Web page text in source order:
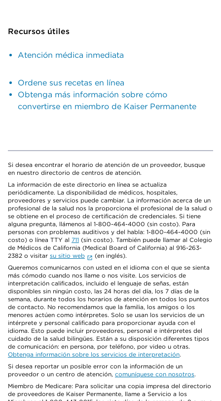
Recursos útiles
Atención médica inmediata
Ordene sus recetas en línea
Obtenga más información sobre cómo
convertirse en miembro de Kaiser Permanente
Si desea encontrar el horario de atención de un proveedor, busque
en nuestro directorio de centros de atención.
La información de este directorio en línea se actualiza
periódicamente. La disponibilidad de médicos, hospitales,
proveedores y servicios puede cambiar. La información acerca de un
profesional de la salud nos la proporciona el profesional de la salud o
se obtiene en el proceso de certificación de credenciales. Si tiene
alguna pregunta, llámenos al 1-800-464-4000 (sin costo). Para
personas con problemas auditivos y del habla: 1-800-464-4000 (sin
costo) o línea TTY al 711 (sin costo). También puede llamar al Colegio
de Médicos de California (Medical Board of California) al 916-263-
2382 o visitar su sitio web
(en inglés).
Queremos comunicarnos con usted en el idioma con el que se sienta
más cómodo cuando nos llame o nos visite. Los servicios de
interpretación calificados, incluido el lenguaje de señas, están
disponibles sin ningún costo, las 24 horas del día, los 7 días de la
semana, durante todos los horarios de atención en todos los puntos
de contacto. No recomendamos que la familia, los amigos o los
menores actúen como intérpretes. Solo se usan los servicios de un
intérprete y personal calificado para proporcionar ayuda con el
idioma. Esto puede incluir proveedores, personal e intérpretes del
cuidado de la salud bilingües. Están a su disposición diferentes tipos
de comunicación: en persona, por teléfono, por video u otras.
Obtenga información sobre los servicios de interpretación.
Si desea reportar un posible error con la información de un
proveedor o un centro de atención, comuníquese con nosotros.
Miembro de Medicare: Para solicitar una copia impresa del directorio
de proveedores de Kaiser Permanente, llame a Servicio a los